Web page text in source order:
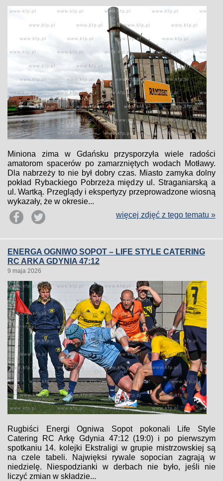
Miniona zima w Gdańsku przysporzyła wiele radości
amatorom spacerów po zamarzniętych wodach Motławy.
Dla nabrzeży to nie był dobry czas. Miasto zamyka dolny
pokład Rybackiego Pobrzeża między ul. Straganiarską a
ul. Wartką. Przeglądy i ekspertyzy przeprowadzone wiosną
wykazały, że w okresie...
więcej zdjęć z tego tematu »
ENERGA OGNIWO SOPOT – LIFE STYLE CATERING
RC ARKA GDYNIA 47:12
9 maja 2026
Rugbiści Energi Ogniwa Sopot pokonali Life Style
Catering RC Arkę Gdynia 47:12 (19:0) i po pierwszym
spotkaniu 14. kolejki Ekstraligi w grupie mistrzowskiej są
na czele tabeli. Najwięksi rywale sopocian zagrają w
niedzielę. Niespodzianki w derbach nie było, jeśli nie
liczyć zmian w składzie...